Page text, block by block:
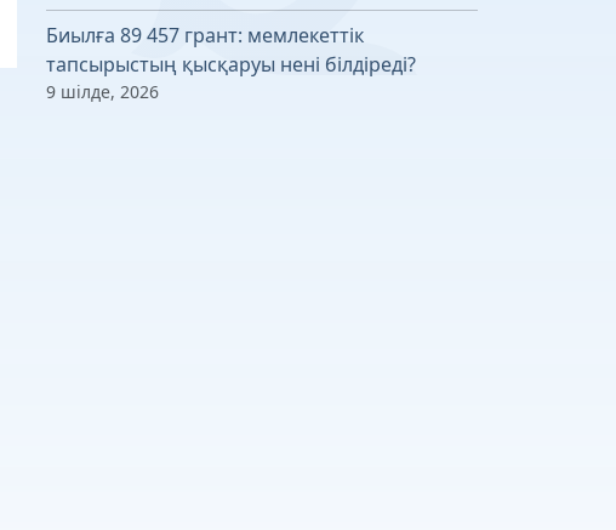
Биылға 89 457 грант: мемлекеттік
тапсырыстың қысқаруы нені білдіреді?
9 шілде, 2026